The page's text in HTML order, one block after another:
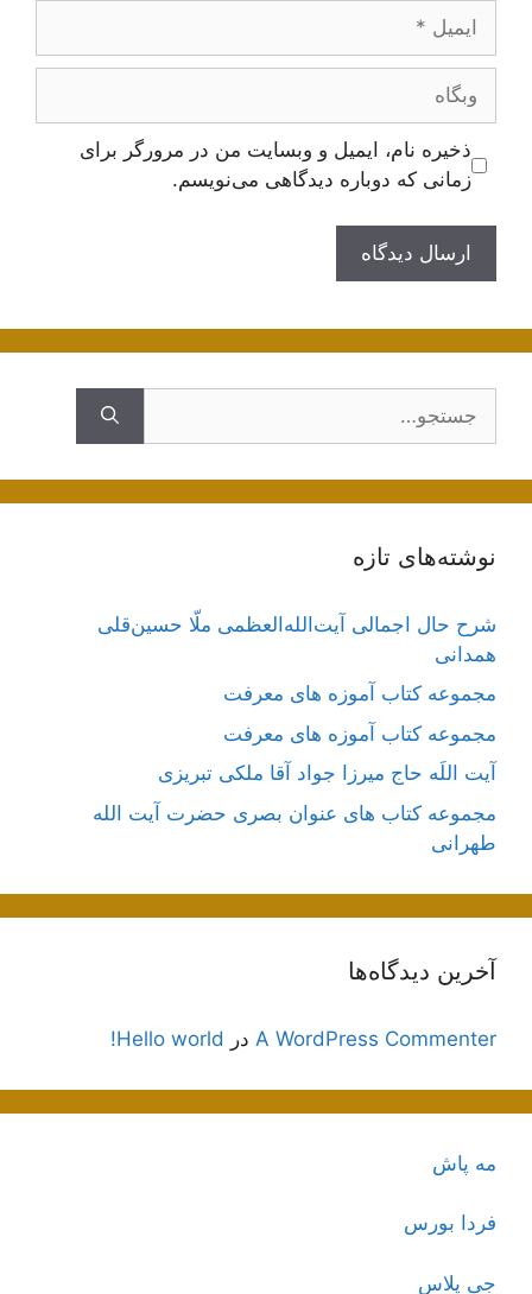
ایمیل
وبگاه
ذخیره نام، ایمیل و وبسایت من در مرورگر برای
زمانی که دوباره دیدگاهی می‌نویسم.
نوشته‌های تازه
شرح حال اجمالی آیت‌الله‌العظمی ملّا حسین‌قلی
همدانی
مجموعه کتاب آموزه های معرفت
مجموعه کتاب آموزه های معرفت
آیت اللَه حاج میرزا جواد آقا ملکی تبریزی
مجموعه کتاب های عنوان بصری حضرت آیت الله
طهرانی
آخرین دیدگاه‌ها
A WordPress Commenter در Hello world!
مه پاش
فردا بورس
جی پلاس